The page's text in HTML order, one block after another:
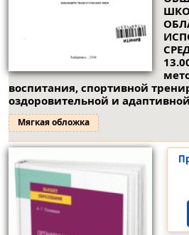
воспитания, спортивной
оздоровительной и
Мягкая обложка